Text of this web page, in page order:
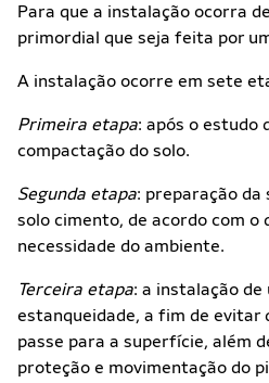
Para que a instalação ocorra
primordial que seja feita por
A instalação ocorre em sete
Primeira etapa: após o estudo
compactação do solo.
Segunda etapa: preparação da
solo cimento, de acordo com o
necessidade do ambiente.
Terceira etapa: a instalação
estanqueidade, a fim de evitar
passe para a superfície, além
proteção e movimentação do